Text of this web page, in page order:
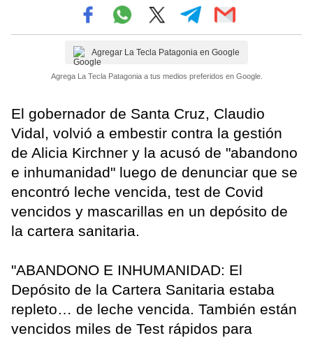
Agregar La Tecla Patagonia en Google
Agrega La Tecla Patagonia a tus medios preferidos en Google.
El gobernador de Santa Cruz, Claudio
Vidal, volvió a embestir contra la gestión
de Alicia Kirchner y la acusó de "abandono
e inhumanidad" luego de denunciar que se
encontró leche vencida, test de Covid
vencidos y mascarillas en un depósito de
la cartera sanitaria.
"ABANDONO E INHUMANIDAD: El
Depósito de la Cartera Sanitaria estaba
repleto… de leche vencida. También están
vencidos miles de Test rápidos para